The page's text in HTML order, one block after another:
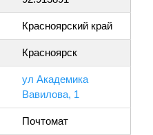
Красноярский край
Красноярск
ул Академика
Вавилова, 1
Почтомат